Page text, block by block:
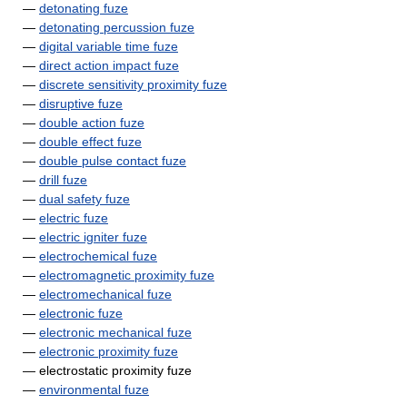
— detonating fuze
— detonating percussion fuze
— digital variable time fuze
— direct action impact fuze
— discrete sensitivity proximity fuze
— disruptive fuze
— double action fuze
— double effect fuze
— double pulse contact fuze
— drill fuze
— dual safety fuze
— electric fuze
— electric igniter fuze
— electrochemical fuze
— electromagnetic proximity fuze
— electromechanical fuze
— electronic fuze
— electronic mechanical fuze
— electronic proximity fuze
— electrostatic proximity fuze
— environmental fuze